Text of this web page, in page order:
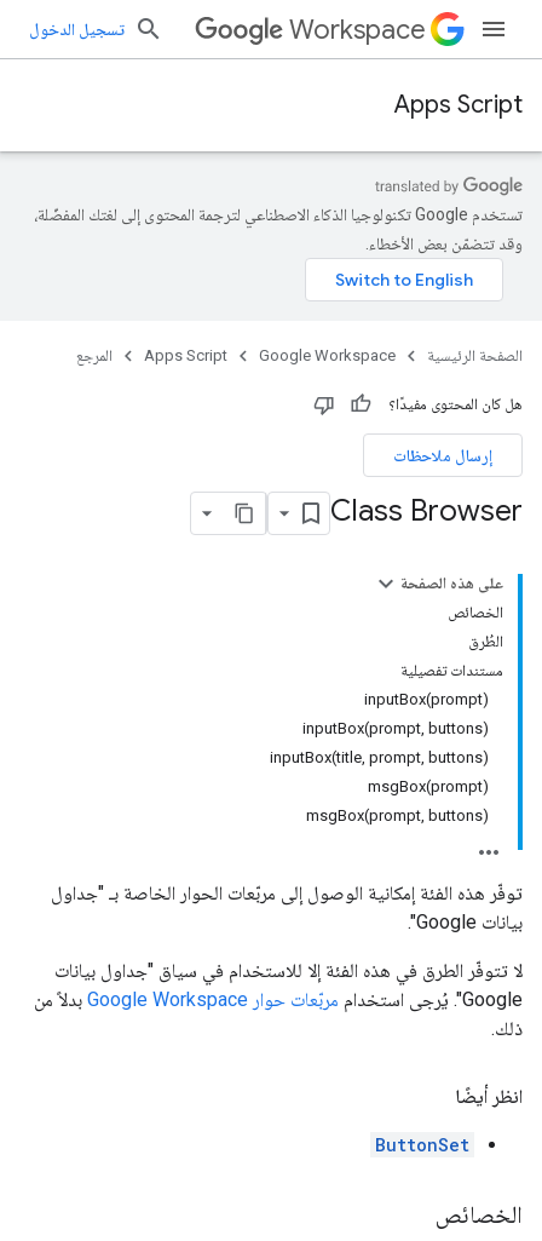
Workspace تسجيل الدخول
Apps Script
تستخدم Google تكنولوجيا الذكاء الاصطناعي لترجمة المحتوى إلى لغتك المفضّلة،
وقد تتضمّن بعض الأخطاء.
الصفحة الرئيسية Google Workspace
Apps Script المرجع
هل كان المحتوى مفيدًا؟
إرسال ملاحظات
Class Browser
على هذه الصفحة
الخصائص
الطُرق
مستندات تفصيلية
inputBox(prompt)
inputBox(prompt, buttons)
inputBox(title, prompt, buttons)
msgBox(prompt)
msgBox(prompt, buttons)
توفّر هذه الفئة إمكانية الوصول إلى مربّعات الحوار الخاصة بـ "جداول
بيانات Google".
لا تتوفّر الطرق في هذه الفئة إلا للاستخدام في سياق "جداول بيانات
Google". يُرجى استخدام
مربّعات حوار Google Workspace
بدلاً من
ذلك.
انظر أيضًا
ButtonSet
الخصائص